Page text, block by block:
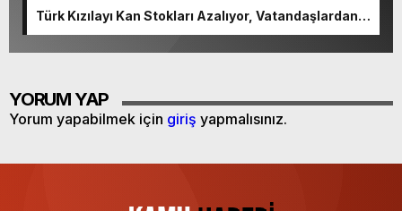
Türk Kızılayı Kan Stokları Azalıyor, Vatandaşlardan
YORUM YAP
Yorum yapabilmek için giriş yapmalısınız.